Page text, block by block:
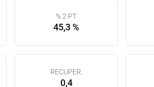
% 2 PT
45,3 %
RECUPER.
0,4